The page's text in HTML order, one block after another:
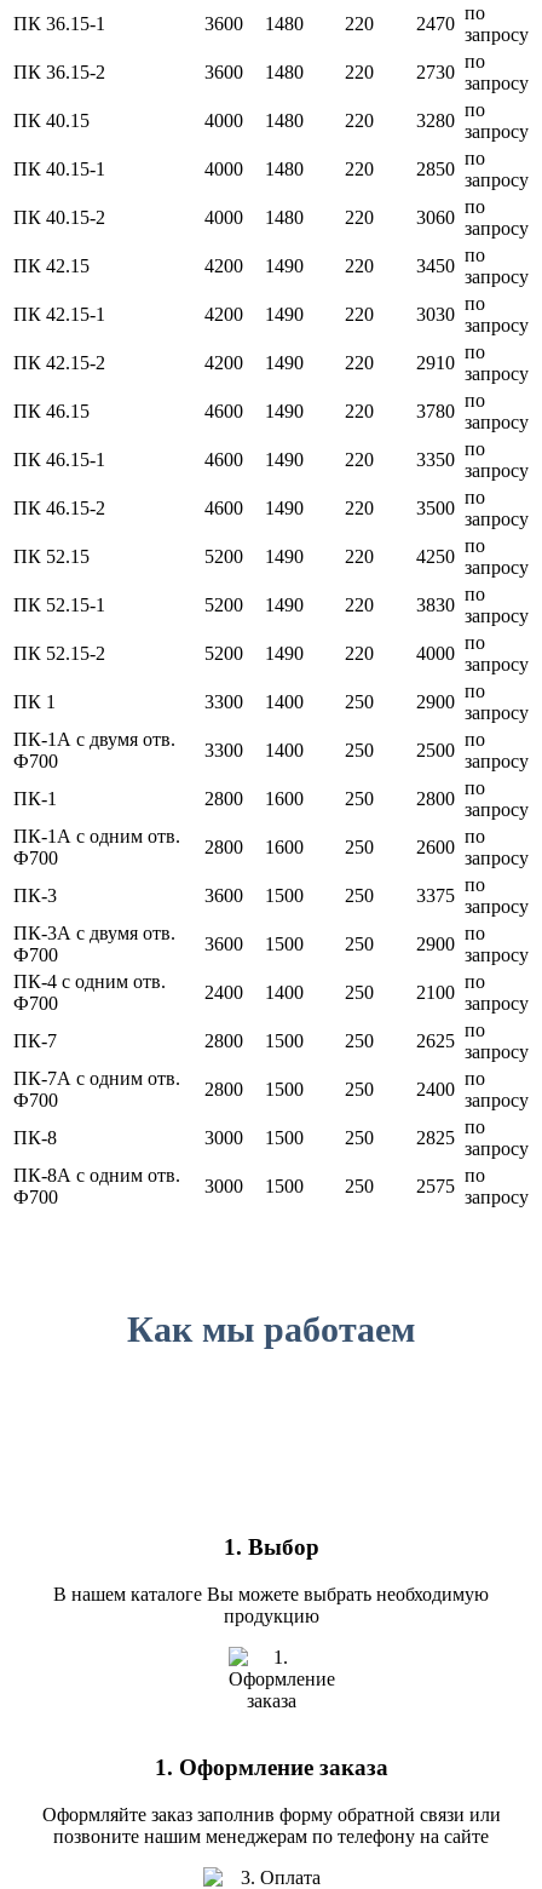
ПК 36.15-1 3600 1480 220 2470
по
запросу
ПК 36.15-2
3600 1480 220 2730
по
запросу
ПК 40.15
4000 1480 220 3280
по
запросу
ПК 40.15-1
4000 1480 220 2850
по
запросу
ПК 40.15-2
4000 1480 220 3060
по
запросу
ПК 42.15
4200 1490 220 3450
по
запросу
ПК 42.15-1
4200 1490 220 3030
по
запросу
ПК 42.15-2
4200 1490 220 2910
по
запросу
ПК 46.15
4600 1490 220 3780
по
запросу
ПК 46.15-1
4600 1490 220 3350
по
запросу
ПК 46.15-2
4600 1490 220 3500
по
запросу
ПК 52.15
5200 1490 220 4250
по
запросу
ПК 52.15-1
5200 1490 220 3830
по
запросу
ПК 52.15-2
5200 1490 220 4000
по
запросу
ПК 1
3300 1400 250 2900
по
запросу
ПК-1А с двумя отв.
Ф700
3300 1400 250 2500
по
запросу
ПК-1
2800 1600 250 2800
по
запросу
ПК-1А с одним отв.
Ф700
2800 1600 250 2600
по
запросу
ПК-3
3600 1500 250 3375
по
запросу
ПК-3А с двумя отв.
Ф700
3600 1500 250 2900
по
запросу
ПК-4 с одним отв.
Ф700
2400 1400 250 2100
по
запросу
ПК-7
2800 1500 250 2625
по
запросу
ПК-7А с одним отв.
Ф700
2800 1500 250 2400
по
запросу
ПК-8
3000 1500 250 2825
по
запросу
ПК-8А с одним отв.
Ф700
3000 1500 250 2575
по
запросу
Как мы работаем
1. Выбор
В нашем каталоге Вы можете выбрать необходимую
продукцию
1. Оформление заказа
Оформляйте заказ заполнив форму обратной связи или
позвоните нашим менеджерам по телефону на сайте